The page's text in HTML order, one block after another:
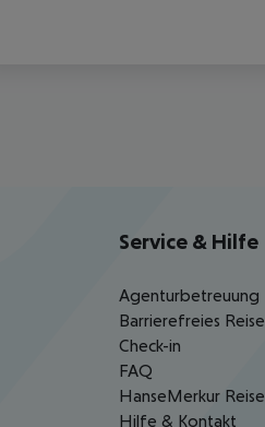
Service & Hilfe
Agenturbetreuung
Barrierefreies
Check-in
FAQ
HanseMerkur
Hilfe & Kontakt